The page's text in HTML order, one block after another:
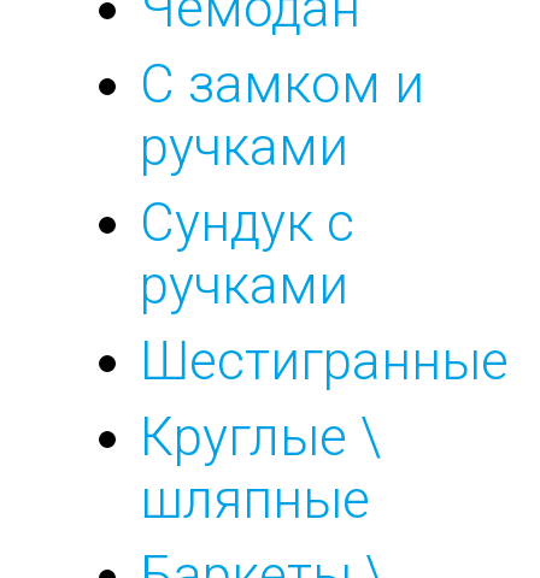
C замком и
ручками
Сундук с
ручками
Шестигранные
Круглые \
шляпные